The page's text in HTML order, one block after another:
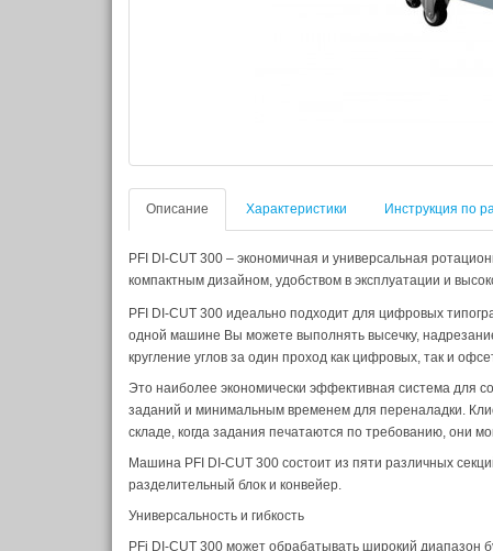
Описание Характеристики Инструкция по
PFI DI-CUT 300 – экономичная и универсальная
компактным дизайном, удобством в эксплуатации и
PFI DI-CUT 300 идеально подходит для цифровых
одной машине Вы можете выполнять высечку,
кругление углов за один проход как цифровых, так и
Это наиболее экономически эффективная система для
заданий и минимальным временем для переналадки.
складе, когда задания печатаются по требованию, они
Машина PFI DI-CUT 300 состоит из пяти различных
разделительный блок и конвейер.
Универсальность и гибкость
PFi DI-CUT 300 может обрабатывать широкий диапазон